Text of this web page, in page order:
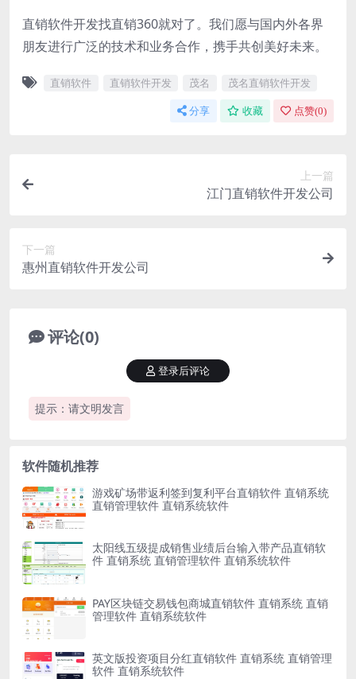
直销软件开发找直销360就对了。我们愿与国内外各界
朋友进行广泛的技术和业务合作，携手共创美好未来。
直销软件 直销软件开发 茂名 茂名直销软件开发
分享 收藏 点赞(0)
上一篇
江门直销软件开发公司
下一篇
惠州直销软件开发公司
评论(0)
提示：请文明发言
登录后评论
软件随机推荐
游戏矿场带返利签到复利平台直销软件 直销系统
直销管理软件 直销系统软件
太阳线五级提成销售业绩后台输入带产品直销软
件 直销系统 直销管理软件 直销系统软件
PAY区块链交易钱包商城直销软件 直销系统 直销
管理软件 直销系统软件
英文版投资项目分红直销软件 直销系统 直销管理
软件 直销系统软件